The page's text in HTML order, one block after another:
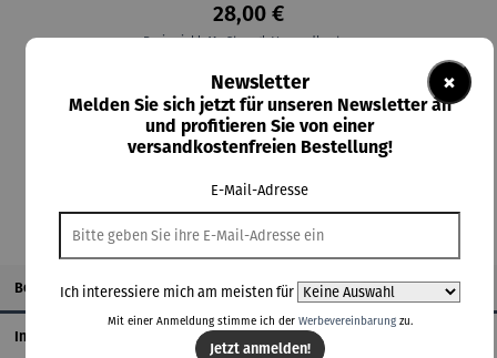
28,00 €
Preise inkl. MwSt. zzgl. Versandkosten
Lieferzeit: 2-3 Tage
In den Warenkorb
Beschreibung
Informationen zum Hersteller
×
Newsletter
Melden Sie sich jetzt für unseren Newsletter an
und profitieren Sie von einer
versandkostenfreien Bestellung!
E-Mail-Adresse
Ich interessiere mich am meisten für
Mit einer Anmeldung stimme ich der Werbevereinbarungzu.
Jetzt anmelden!